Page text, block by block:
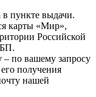
в пункте выдачи.
карты «Мир»,
Российской
– по вашему запросу
получения
нашей